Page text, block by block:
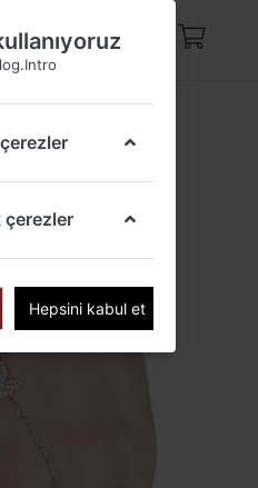
Hepsini kabul et